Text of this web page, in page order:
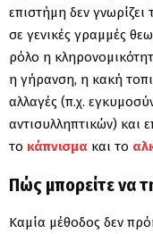
επιστήμη δεν
σε γενικές γραμμές
ρόλο η
η γήρανση, η κακή
αλλαγές (π.χ.
αντισυλληπτικών) και
το κάπνισμα και το
Πώς μπορείτε να
Καμία μέθοδος δεν